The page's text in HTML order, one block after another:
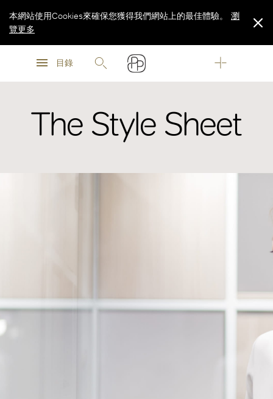
瀏
目錄
本網站使用Cookies來確保您獲得我們網站上的最佳體驗。
瀏
覽更多
The Style Sheet